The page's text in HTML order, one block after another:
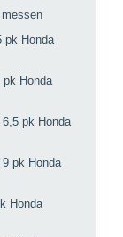
pk Honda
Honda
pk Honda
pk Honda
Honda